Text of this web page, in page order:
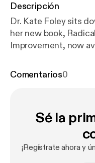
Descripción
Dr. Kate Foley sits
her new book,
Improvement, now
Excellent School
their fullest
on how to improve
takeaways and
Comentarios0
Sé la
¡Regístrate ahora y